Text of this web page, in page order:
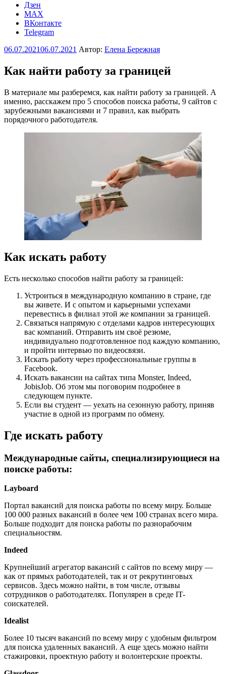
Дзен
MAX
ВКонтакте
Telegram
Опубликовано
06.07.202106.07.2021 Автор: Елена Бережная
Как найти работу за границей
В материале мы разберемся, как найти работу за границей. А
именно, расскажем про 5 способов поиска работы, 9 сайтов с
зарубежными вакансиями и 7 правил, как выбрать
порядочного работодателя.
Как искать работу
Есть несколько способов найти работу за границей:
Устроиться в международную компанию в стране, где
вы живете. И с опытом и карьерными успехами
перевестись в филиал этой же компании за границей.
Связаться напрямую с отделами кадров интересующих
вас компаний. Отправить им своё резюме,
индивидуально подготовленное под каждую компанию,
и пройти интервью по видеосвязи.
Искать работу через профессиональные группы в
Facebook.
Искать вакансии на сайтах типа Monster, Indeed,
JobisJob. Об этом мы поговорим подробнее в
следующем пункте.
Если вы студент — уехать на сезонную работу, приняв
участие в одной из программ по обмену.
Где искать работу
Международные сайты, специализирующиеся на
поиске работы:
Layboard
Портал вакансий для поиска работы по всему миру. Больше
100 000 разных вакансий в более чем 100 странах всего мира.
Больше подходит для поиска работы по разнорабочим
специальностям.
Indeed
Крупнейший агрегатор вакансий с сайтов по всему миру —
как от прямых работодателей, так и от рекрутинговых
сервисов. Здесь можно найти, в том числе, отзывы
сотрудников о работодателях. Популярен в среде IT-
соискателей.
Idealist
Более 10 тысяч вакансий по всему миру с удобным фильтром
для поиска удаленных вакансий. А еще здесь можно найти
стажировки, проектную работу и волонтерские проекты.